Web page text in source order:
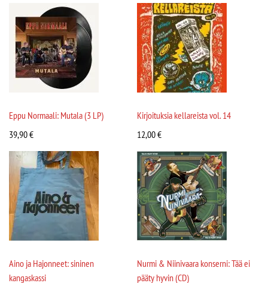
Eppu Normaali: Mutala (3 LP)
39,90€
Kirjoituksia kellareista vol. 14
12,00€
Aino ja Hajonneet: sininen
kangaskassi
Nurmi & Niinivaara konserni: Tää ei
pääty hyvin (CD)